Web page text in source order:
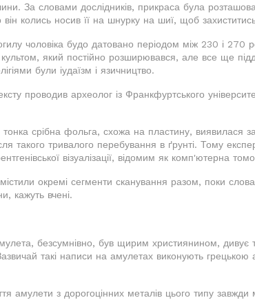
За словами дослідників, прикраса була
колись носив її на шнурку на шиї, щоб
чоловіка будо датовано періодом між 230 і 270
який постійно розширювався, але все ще
були іудаїзм і язичництво.
проводив археолог із Франкфуртського
тонка срібна фольга, схожа на пластину, виявилася
такого тривалого перебування в ґрунті. Тому
візуалізації, відомим як комп'ютерна
окремі сегменти сканування разом, поки
кажуть вчені.
безсумнівно, був щирим християнином, дивує
такі написи на амулетах виконують грецькою
амулети з дорогоцінних металів цього типу завжди